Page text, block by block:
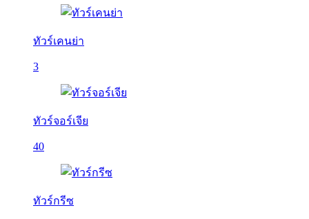
ทัวร์เคนย่า
3
ทัวร์จอร์เจีย
40
ทัวร์กรีซ